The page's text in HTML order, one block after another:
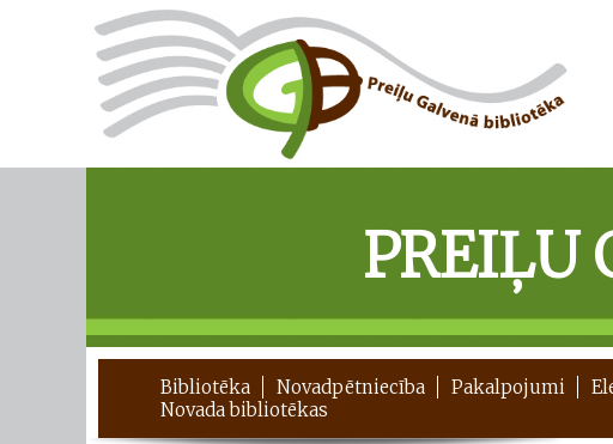
PREIĻU
Bibliotēka Novadpētniecība Pakalpojumi
Novada bibliotēkas